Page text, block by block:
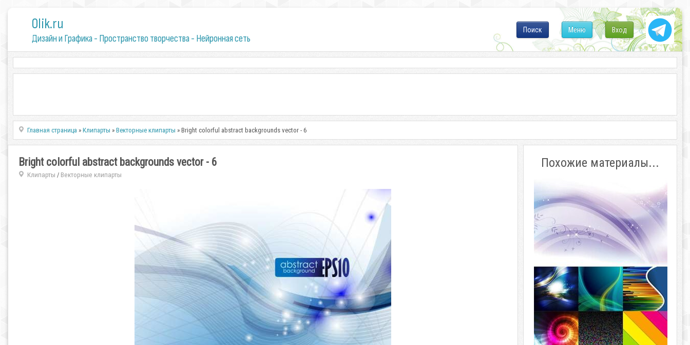
0lik.ru
Дизайн и Графика - Пространство творчества - Нейронная сеть
Вход
Меню
Поиск
Главная страница »Клипарты »Векторные клипарты » Bright colorful abstract backgrounds vector - 6
Bright colorful abstract backgrounds vector - 6
Клипарты / Векторные клипарты
Похожие материалы...